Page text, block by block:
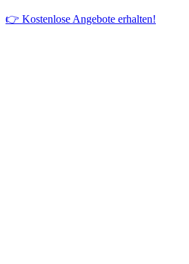
👉 Kostenlose Angebote erhalten!